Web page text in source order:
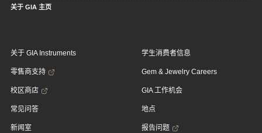
关于 GIA 主页
关于 GIA Instruments
零售商支持
校区商店
常见问答
新闻室
学生消费者信息
Gem & Jewelry Careers
GIA 工作机会
地点
报告问题